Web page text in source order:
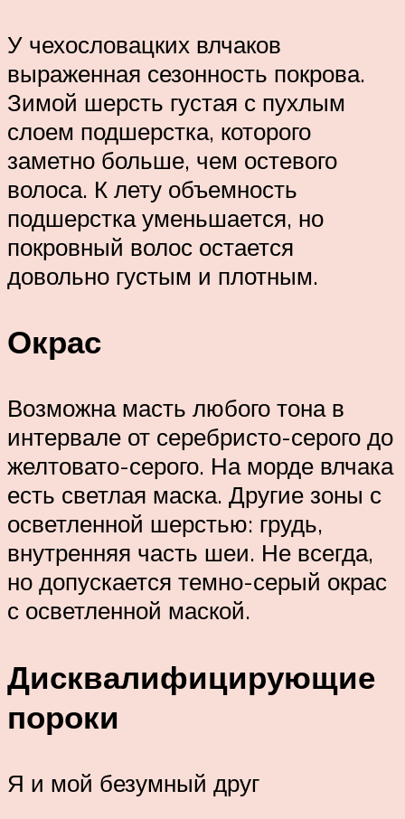
У чехословацких влчаков
выраженная сезонность покрова.
Зимой шерсть густая с пухлым
слоем подшерстка, которого
заметно больше, чем остевого
волоса. К лету объемность
подшерстка уменьшается, но
покровный волос остается
довольно густым и плотным.
Окрас
Возможна масть любого тона в
интервале от серебристо-серого до
желтовато-серого. На морде влчака
есть светлая маска. Другие зоны с
осветленной шерстью: грудь,
внутренняя часть шеи. Не всегда,
но допускается темно-серый окрас
с осветленной маской.
Дисквалифицирующие
пороки
Я и мой безумный друг